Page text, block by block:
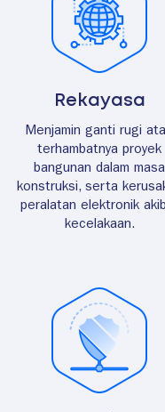
Rekayasa
Menjamin ganti rugi
terhambatnya proyek
bangunan dalam masa
konstruksi, serta
peralatan elektronik
kecelakaan.